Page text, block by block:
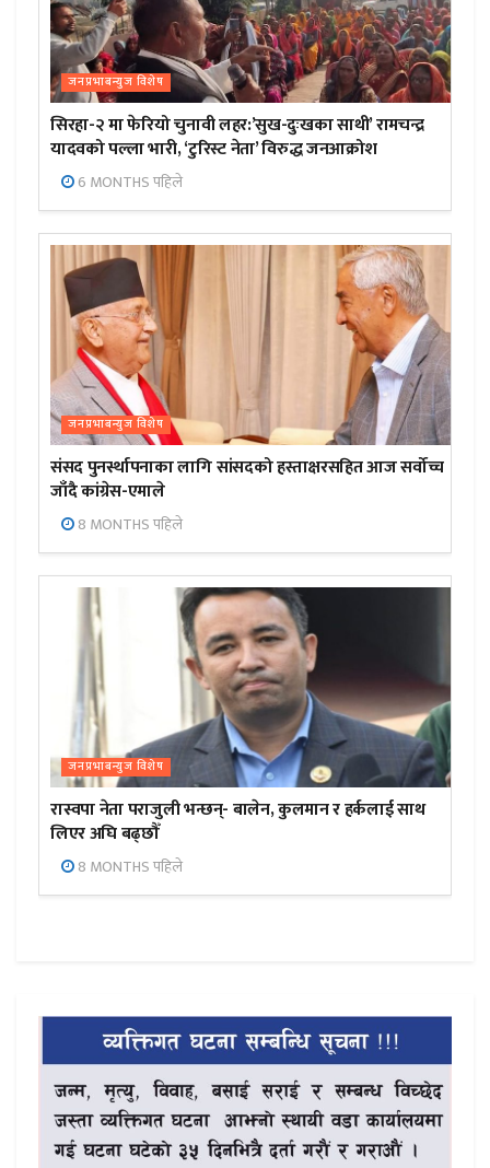
जनप्रभाबन्युज विशेष
सिरहा-२ मा फेरियो चुनावी लहर:’सुख-दुःखका साथी’ रामचन्द्र
यादवको पल्ला भारी, ‘टुरिस्ट नेता’ विरुद्ध जनआक्रोश
6 MONTHS पहिले
जनप्रभाबन्युज विशेष
संसद पुनर्स्थापनाका लागि सांसदको हस्ताक्षरसहित आज सर्वोच्च
जाँदै कांग्रेस-एमाले
8 MONTHS पहिले
जनप्रभाबन्युज विशेष
रास्वपा नेता पराजुली भन्छन्- बालेन, कुलमान र हर्कलाई साथ
लिएर अघि बढ्छौँ
8 MONTHS पहिले